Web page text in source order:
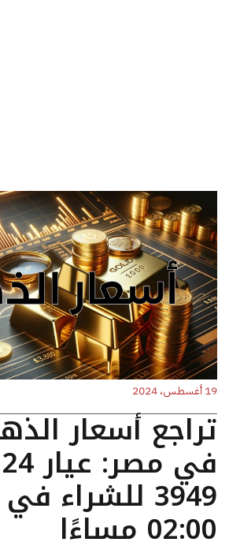
19 أغسطس، 2024
تراجع أسعار
3949 للشراء
02:00 مساءًا